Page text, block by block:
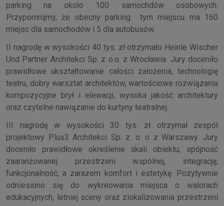
parking na około 100 samochdów osobowych.
Przypomnijmy, że obecny parking tym miejscu ma 160
miejsc dla samochodów i 5 dla autobusów.
II nagrodę w wysokości 40 tys. zł otrzymało Heinle Wischer
Und Partner Architekci Sp. z o.o. z Wrocławia. Jury doceniło
prawidłowe ukształtowanie całości założenia, technologię
teatru, dobry warsztat architektów, wartościowe rozwiązania
kompozycyjne brył i elewacji, wysoka jakość architektury
oraz czytelne nawiązanie do kurtyny teatralnej.
III nagrodę w wysokości 30 tys. zł otrzymał zespół
projektowy Plus3 Architekci Sp. z. o. o z Warszawy. Jury
doceniło prawidłowe określenie skali obiektu, spójność
zaaranżowanej przestrzeni wspólnej, integrację,
funkcjonalność, a zarazem komfort i estetykę. Pozytywnie
odniesiono się do wykreowania miejsca o walorach
edukacyjnych, letniej sceny oraz zlokalizowania przestrzeni